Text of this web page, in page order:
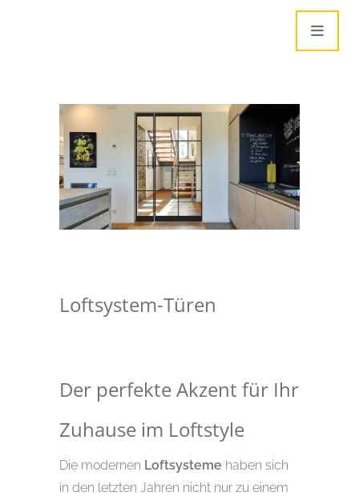
Loftsystem-Türen
Der perfekte Akzent für Ihr
Zuhause im Loftstyle
Die modernen Loftsysteme haben sich
in den letzten Jahren nicht nur zu einem